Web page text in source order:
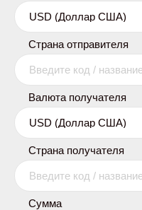
Страна отправителя
Валюта получателя
Страна получателя
Сумма